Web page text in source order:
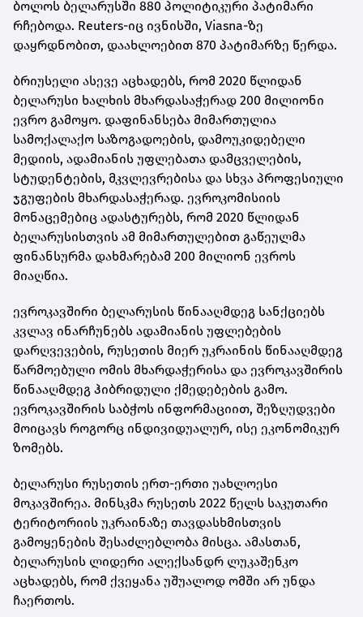
ბოლოს ბელარუსში 880 პოლიტიკური პატიმარი
რჩებოდა. Reuters-იც ივნისში, Viasna-ზე
დაყრდნობით, დაახლოებით 870 პატიმარზე წერდა.
ბრიუსელი ასევე აცხადებს, რომ 2020 წლიდან
ბელარუსი ხალხის მხარდასაჭერად 200 მილიონი
ევრო გამოყო. დაფინანსება მიმართულია
სამოქალაქო საზოგადოების, დამოუკიდებელი
მედიის, ადამიანის უფლებათა დამცველების,
სტუდენტების, მკვლევრებისა და სხვა პროფესიული
ჯგუფების მხარდასაჭერად. ევროკომისიის
მონაცემებიც ადასტურებს, რომ 2020 წლიდან
ბელარუსისთვის ამ მიმართულებით გაწეულმა
ფინანსურმა დახმარებამ 200 მილიონ ევროს
მიაღწია.
ევროკავშირი ბელარუსის წინააღმდეგ სანქციებს
კვლავ ინარჩუნებს ადამიანის უფლებების
დარღვევების, რუსეთის მიერ უკრაინის წინააღმდეგ
წარმოებული ომის მხარდაჭერისა და ევროკავშირის
წინააღმდეგ ჰიბრიდული ქმედებების გამო.
ევროკავშირის საბჭოს ინფორმაციით, შეზღუდვები
მოიცავს როგორც ინდივიდუალურ, ისე ეკონომიკურ
ზომებს.
ბელარუსი რუსეთის ერთ-ერთი უახლოესი
მოკავშირეა. მინსკმა რუსეთს 2022 წელს საკუთარი
ტერიტორიის უკრაინაზე თავდასხმისთვის
გამოყენების შესაძლებლობა მისცა. ამასთან,
ბელარუსის ლიდერი ალექსანდრ ლუკაშენკო
აცხადებს, რომ ქვეყანა უშუალოდ ომში არ უნდა
ჩაერთოს.